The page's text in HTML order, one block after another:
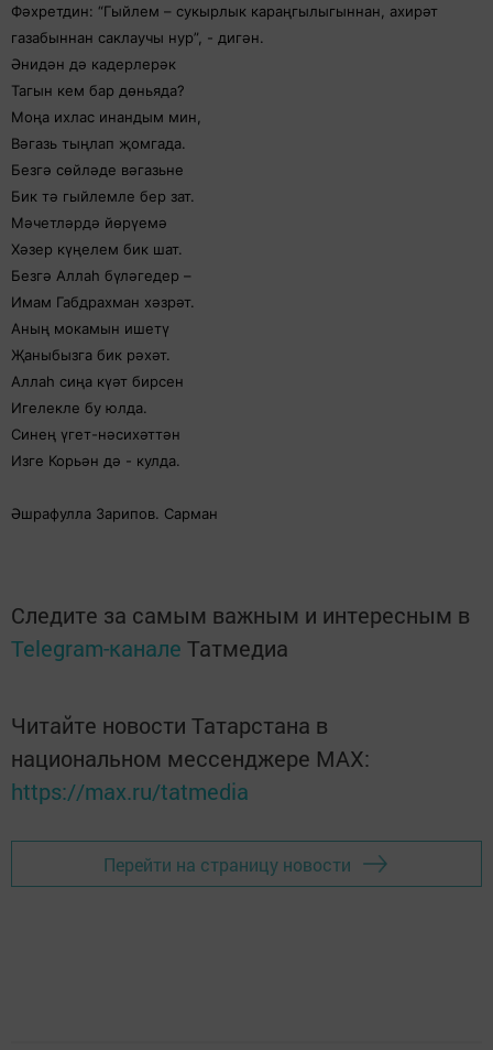
Фәхретдин: “Гыйлем – сукырлык караңгылыгыннан, ахирәт
газабыннан саклаучы нур”, - дигән.
Әнидән дә кадерлерәк
Тагын кем бар дөньяда?
Моңа ихлас инандым мин,
Вәгазь тыңлап җомгада.
Безгә сөйләде вәгазьне
Бик тә гыйлемле бер зат.
Мәчетләрдә йөрүемә
Хәзер күңелем бик шат.
Безгә Аллаһ бүләгедер –
Имам Габдрахман хәзрәт.
Аның мокамын ишетү
Җаныбызга бик рәхәт.
Аллаһ сиңа күәт бирсен
Игелекле бу юлда.
Синең үгет-нәсихәттән
Изге Корьән дә - кулда.
Әшрафулла Зарипов. Сарман
Следите за самым важным и интересным в
Telegram-канале Татмедиа
Читайте новости Татарстана в
национальном мессенджере MАХ:
https://max.ru/tatmedia
Перейти на страницу новости